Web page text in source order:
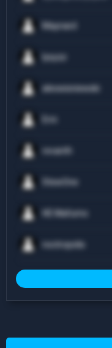
Maynard
lysyzz
alexwisniewski
revanth
StewOne
HE Mafumo
noctropolis